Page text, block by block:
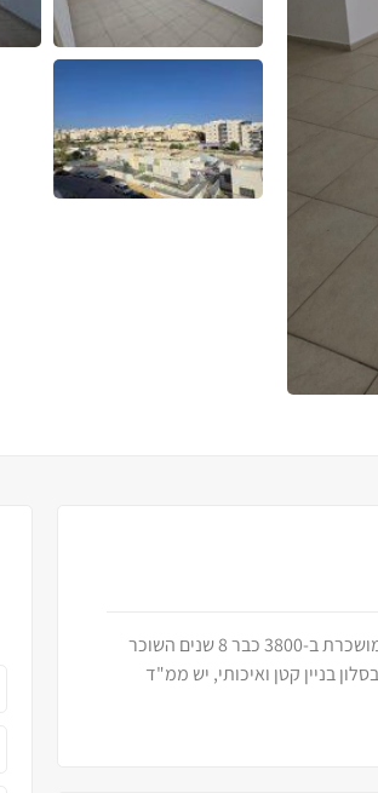
שכונת רמות רחוב משה קהירי דירת 4 חד 112 מ"ר קומה 3 מתוך 3 הדירה מושכרת ב-3800 כבר 8 שנים השוכר
בניין קטן ואיכותי, יש ממ"ד